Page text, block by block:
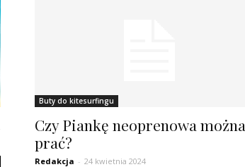
Buty do kitesurfingu
Czy Piankę neoprenowa można
prać?
Redakcja - 24 kwietnia 2024